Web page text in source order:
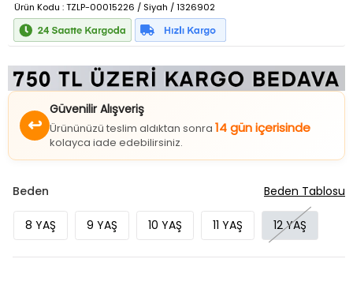
Ürün Kodu : TZLP-00015226 / Siyah / 1326902
↩
Güvenilir Alışveriş
Ürününüzü teslim aldıktan sonra 14 gün içerisinde
kolayca iade edebilirsiniz.
Beden
8 YAŞ 9 YAŞ 10 YAŞ 11 YAŞ 12 YAŞ
Beden Tablosu